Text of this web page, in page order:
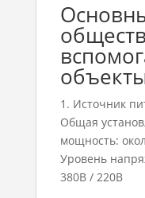
1. Источник
Общая
мощность:
Уровень
380В / 220В